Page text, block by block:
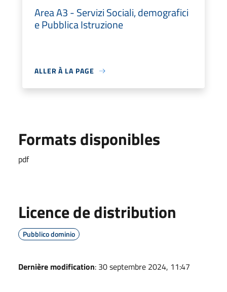
Area A3 - Servizi Sociali, demografici
e Pubblica Istruzione
ALLER À LA PAGE
Formats disponibles
pdf
Licence de distribution
Pubblico dominio
Dernière modification: 30 septembre 2024, 11:47